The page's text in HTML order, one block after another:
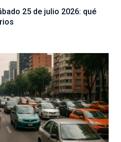
25 de julio 2026: qué